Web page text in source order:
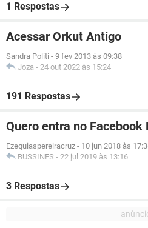
1 Respostas
Acessar Orkut Antigo
Sandra Politi - 9 fev 2013 às 09:38
Joza - 24 out 2022 às 15:24
191 Respostas
Quero entra no Facebook
Ezequiaspereiracruz - 10 jun 2018 às
BUSSINES - 22 jul 2019 às 13:16
3 Respostas